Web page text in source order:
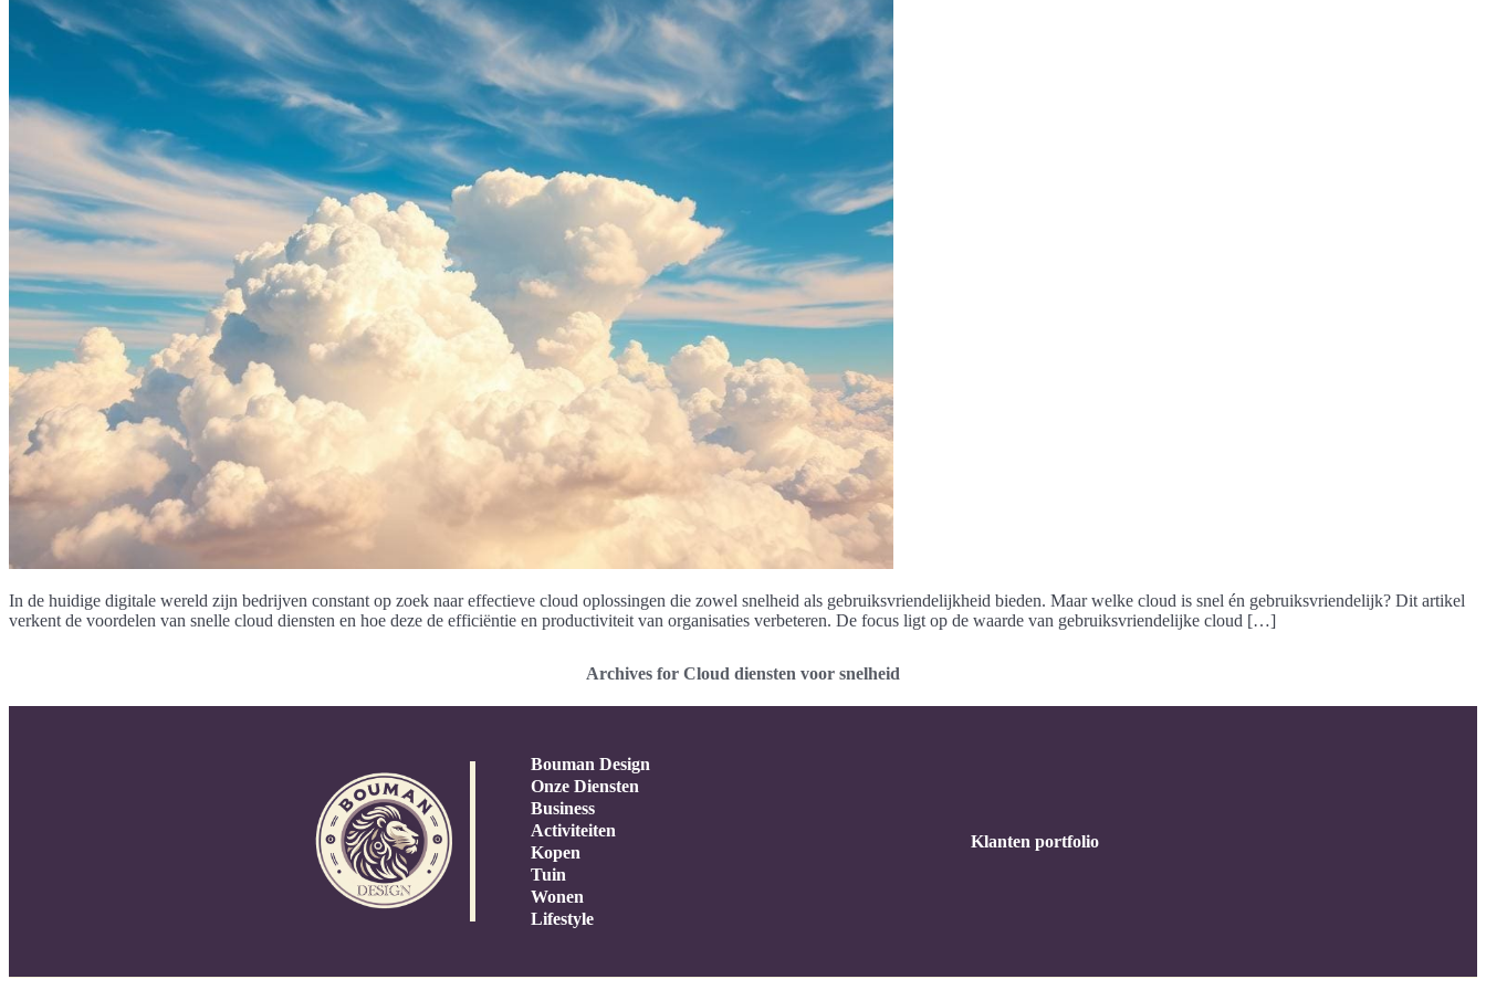
In de huidige digitale wereld zijn bedrijven constant op zoek naar effectieve cloud oplossingen die zowel snelheid als gebruiksvriendelijkheid bieden. Maar welke cloud is snel én gebruiksvriendelijk? Dit artikel
verkent de voordelen van snelle cloud diensten en hoe deze de efficiëntie en productiviteit van organisaties verbeteren. De focus ligt op de waarde van gebruiksvriendelijke cloud […]
Archives for Cloud diensten voor snelheid
Bouman Design
Onze Diensten
Business
Activiteiten
Kopen
Tuin
Wonen
Lifestyle
Klanten portfolio